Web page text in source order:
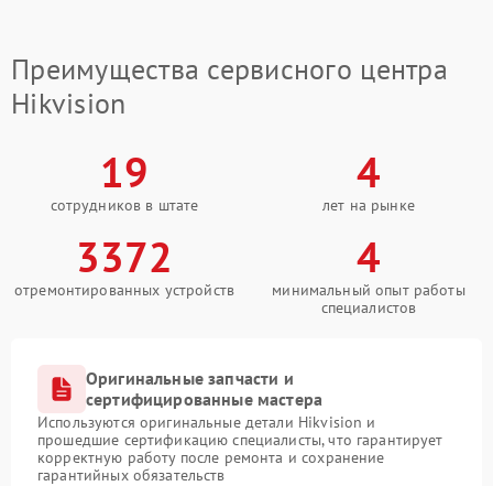
Преимущества сервисного центра
Hikvision
19
сотрудников в штате
4
лет на рынке
3372
отремонтированных устройств
4
минимальный опыт работы
специалистов
Оригинальные запчасти и
сертифицированные мастера
Используются оригинальные детали Hikvision и
прошедшие сертификацию специалисты, что гарантирует
корректную работу после ремонта и сохранение
гарантийных обязательств